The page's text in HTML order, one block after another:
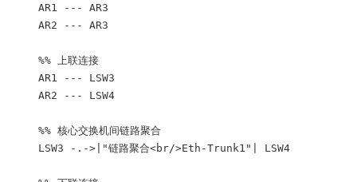
    AR1 --- AR3
    AR2 --- AR3
    %% 上联连接
    AR1 --- LSW3
    AR2 --- LSW4
    %% 核心交换机间链路聚合
    LSW3 -.->|"链路聚合<br/>Eth-Trunk1"| LSW4